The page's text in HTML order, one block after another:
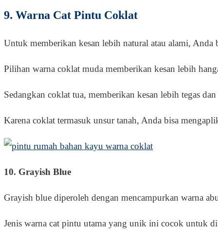
9. Warna Cat Pintu Coklat
Untuk memberikan kesan lebih natural atau alami, Anda
Pilihan warna coklat muda memberikan kesan lebih
Sedangkan coklat tua, memberikan kesan lebih tegas
Karena coklat termasuk unsur tanah, Anda bisa
10. Grayish Blue
Grayish blue diperoleh dengan mencampurkan warna
Jenis warna cat pintu utama yang unik ini cocok untuk